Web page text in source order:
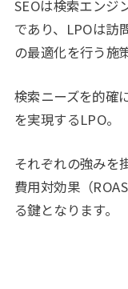
SEOは検索エンジ
であり、LPOは訪
の最適化を行う施
検索ニーズを的確
を実現するLPO。
それぞれの強みを
費用対効果（
る鍵となります。